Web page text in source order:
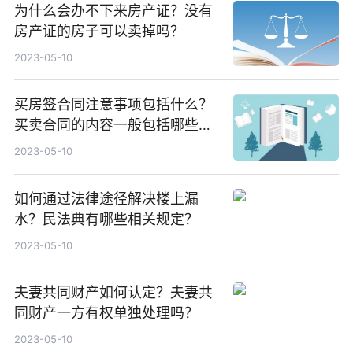
为什么会办不下来房产证？没有
房产证的房子可以卖掉吗？
2023-05-10
买房签合同注意事项包括什么？
买卖合同的内容一般包括哪些
呢？
2023-05-10
如何通过法律途径解决楼上漏
水？民法典有哪些相关规定？
2023-05-10
夫妻共同财产如何认定？夫妻共
同财产一方有权单独处理吗？
2023-05-10